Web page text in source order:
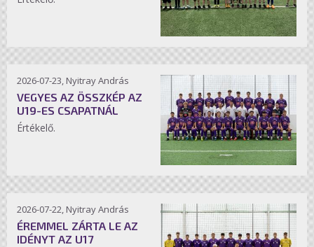
2026-07-23, Nyitray András
VEGYES AZ ÖSSZKÉP AZ
U19-ES CSAPATNÁL
Értékelő.
2026-07-22, Nyitray András
ÉREMMEL ZÁRTA LE AZ
IDÉNYT AZ U17